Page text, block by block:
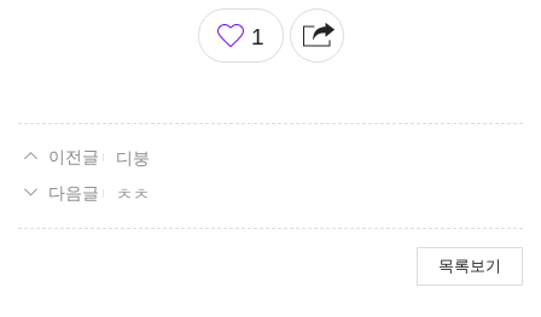
좋
아
1
디붕
ㅊㅊ
목록보기